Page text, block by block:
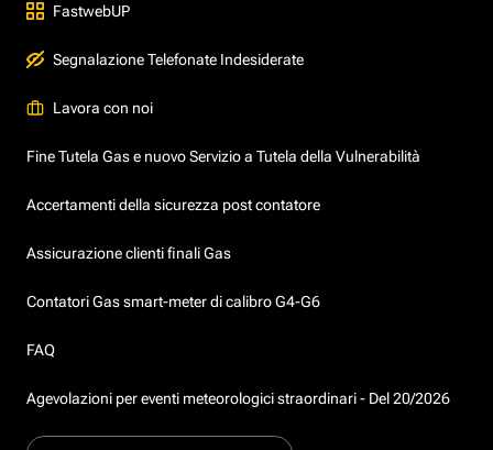
FastwebUP
Segnalazione Telefonate Indesiderate
Lavora con noi
Fine Tutela Gas e nuovo Servizio a Tutela della Vulnerabilità
Accertamenti della sicurezza post contatore
Assicurazione clienti finali Gas
Contatori Gas smart-meter di calibro G4-G6
FAQ
Agevolazioni per eventi meteorologici straordinari - Del 20/2026